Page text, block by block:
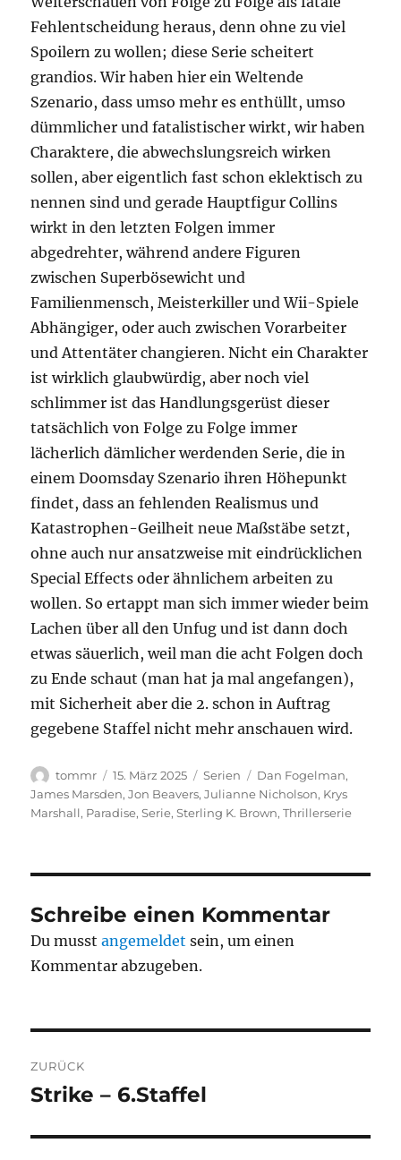
Fehlentscheidung heraus, denn ohne zu viel
Spoilern zu wollen; diese Serie scheitert
grandios. Wir haben hier ein Weltende
Szenario, dass umso mehr es enthüllt, umso
dümmlicher und fatalistischer wirkt, wir haben
Charaktere, die abwechslungsreich wirken
sollen, aber eigentlich fast schon eklektisch zu
nennen sind und gerade Hauptfigur Collins
wirkt in den letzten Folgen immer
abgedrehter, während andere Figuren
zwischen Superbösewicht und
Familienmensch, Meisterkiller und Wii-Spiele
Abhängiger, oder auch zwischen Vorarbeiter
und Attentäter changieren. Nicht ein Charakter
ist wirklich glaubwürdig, aber noch viel
schlimmer ist das Handlungsgerüst dieser
tatsächlich von Folge zu Folge immer
lächerlich dämlicher werdenden Serie, die in
einem Doomsday Szenario ihren Höhepunkt
findet, dass an fehlenden Realismus und
Katastrophen-Geilheit neue Maßstäbe setzt,
ohne auch nur ansatzweise mit eindrücklichen
Special Effects oder ähnlichem arbeiten zu
wollen. So ertappt man sich immer wieder beim
Lachen über all den Unfug und ist dann doch
etwas säuerlich, weil man die acht Folgen doch
zu Ende schaut (man hat ja mal angefangen),
mit Sicherheit aber die 2. schon in Auftrag
gegebene Staffel nicht mehr anschauen wird.
Autor
tommr
Veröffentlicht
am
15. März 2025 Kategorien
Serien Schlagwörter
Dan Fogelman,
James Marsden,Jon Beavers,Julianne Nicholson, Krys
Marshall, Paradise,Serie,Sterling K. Brown,Thrillerserie
Schreibe einen Kommentar
Du musstangemeldet sein, um einen
Kommentar abzugeben.
ZURÜCK
Vorheriger
Strike – 6.Staffel